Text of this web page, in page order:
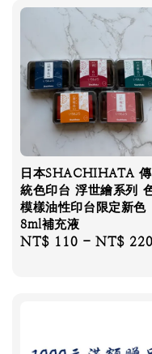
日本SHACHIHATA 傳
統色印台 浮世繪系列
模樣油性印台限定新色
8ml補充液
Regular
NT$ 110 -NT$ 220